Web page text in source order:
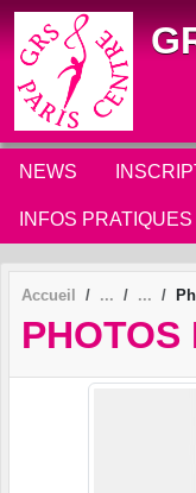
NEWS
INFOS PRATIQUES
Accueil
PHOTOS
Panneau de gestion